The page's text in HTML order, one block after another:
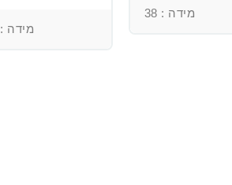
מידה : 38
מידה : 38